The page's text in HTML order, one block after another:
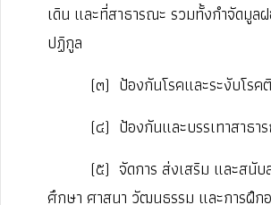
เดิน และที่สาธารณะ รวมทั้งกำจัดมูล
ปฏิกูล
(๓) ป้องกันโรคและระงับโรค
(๔) ป้องกันและบรรเทาสาธา
(๕) จัดการ ส่งเสริม และสนับ
ศึกษา ศาสนา วัฒนธรรม และการฝึก